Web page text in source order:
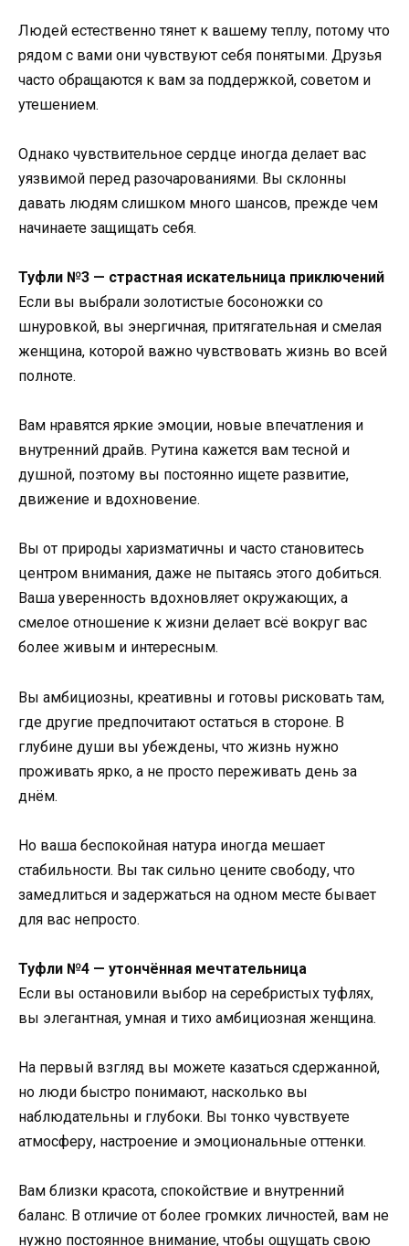
Людей естественно тянет к вашему теплу, потому что
рядом с вами они чувствуют себя понятыми. Друзья
часто обращаются к вам за поддержкой, советом и
утешением.
Однако чувствительное сердце иногда делает вас
уязвимой перед разочарованиями. Вы склонны
давать людям слишком много шансов, прежде чем
начинаете защищать себя.
Туфли №3 — страстная искательница приключений
Если вы выбрали золотистые босоножки со
шнуровкой, вы энергичная, притягательная и смелая
женщина, которой важно чувствовать жизнь во всей
полноте.
Вам нравятся яркие эмоции, новые впечатления и
внутренний драйв. Рутина кажется вам тесной и
душной, поэтому вы постоянно ищете развитие,
движение и вдохновение.
Вы от природы харизматичны и часто становитесь
центром внимания, даже не пытаясь этого добиться.
Ваша уверенность вдохновляет окружающих, а
смелое отношение к жизни делает всё вокруг вас
более живым и интересным.
Вы амбициозны, креативны и готовы рисковать там,
где другие предпочитают остаться в стороне. В
глубине души вы убеждены, что жизнь нужно
проживать ярко, а не просто переживать день за
днём.
Но ваша беспокойная натура иногда мешает
стабильности. Вы так сильно цените свободу, что
замедлиться и задержаться на одном месте бывает
для вас непросто.
Туфли №4 — утончённая мечтательница
Если вы остановили выбор на серебристых туфлях,
вы элегантная, умная и тихо амбициозная женщина.
На первый взгляд вы можете казаться сдержанной,
но люди быстро понимают, насколько вы
наблюдательны и глубоки. Вы тонко чувствуете
атмосферу, настроение и эмоциональные оттенки.
Вам близки красота, спокойствие и внутренний
баланс. В отличие от более громких личностей, вам не
нужно постоянное внимание, чтобы ощущать свою